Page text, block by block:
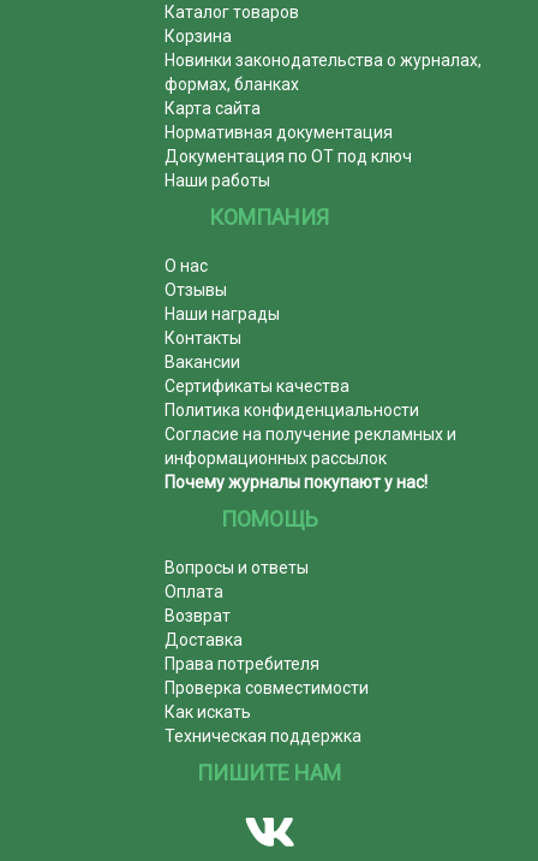
Каталог товаров
Корзина
Новинки законодательства о журналах,
формах, бланках
Карта сайта
Нормативная документация
Документация по ОТ под ключ
Наши работы
КОМПАНИЯ
О нас
Отзывы
Наши награды
Контакты
Вакансии
Сертификаты качества
Политика конфиденциальности
Согласие на получение рекламных и
информационных рассылок
Почему журналы покупают у нас!
ПОМОЩЬ
Вопросы и ответы
Оплата
Возврат
Доставка
Права потребителя
Проверка совместимости
Как искать
Техническая поддержка
ПИШИТЕ НАМ